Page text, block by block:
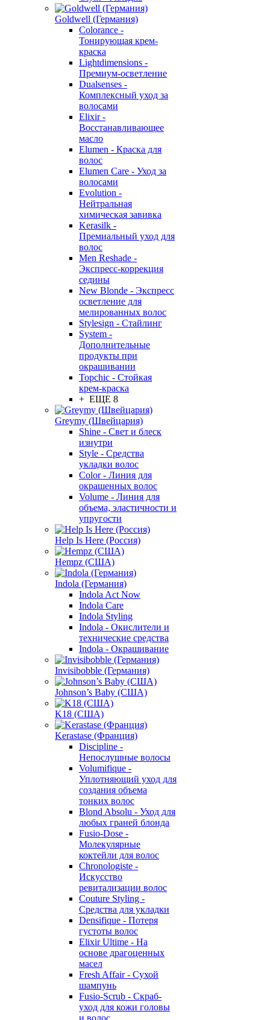
Goldwell (Германия)
Colorance -
Тонирующая крем-
краска
Lightdimensions -
Премиум-осветление
Dualsenses -
Комплексный уход за
волосами
Elixir -
Восстанавливающее
масло
Elumen - Краска для
волос
Elumen Care - Уход за
волосами
Evolution -
Нейтральная
химическая завивка
Kerasilk -
Премиальный уход для
волос
Men Reshade -
Экспресс-коррекция
седины
New Blonde - Экспресс
осветление для
мелированных волос
Stylesign - Стайлинг
System -
Дополнительные
продукты при
окрашивании
Topchic - Стойкая
крем-краска
+ ЕЩЕ 8
Greymy (Швейцария)
Shine - Свет и блеск
изнутри
Style - Средства
укладки волос
Color - Линия для
окрашенных волос
Volume - Линия для
объема, эластичности и
упругости
Help Is Here (Россия)
Hempz (США)
Indola (Германия)
Indola Act Now
Indola Care
Indola Styling
Indola - Окислители и
технические средства
Indola - Окрашивание
Invisibobble (Германия)
Johnson’s Baby (США)
K18 (США)
Kerastase (Франция)
Discipline -
Непослушные волосы
Volumifique -
Уплотняющий уход для
создания объема
тонких волос
Blond Absolu - Уход для
любых граней блонда
Fusio-Dose -
Молекулярные
коктейли для волос
Chronologiste -
Искусство
ревитализации волос
Couture Styling -
Средства для укладки
Densifique - Потеря
густоты волос
Elixir Ultime - На
основе драгоценных
масел
Fresh Affair - Сухой
шампунь
Fusio-Scrub - Скраб-
уход для кожи головы
и волос